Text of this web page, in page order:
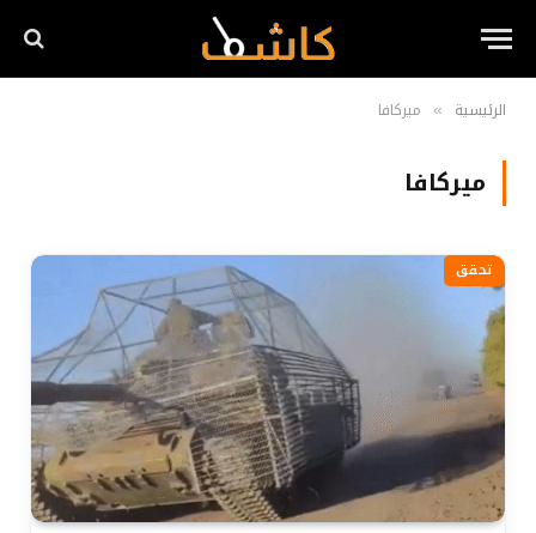
الرئيسية » ميركافا
ميركافا
تحقق